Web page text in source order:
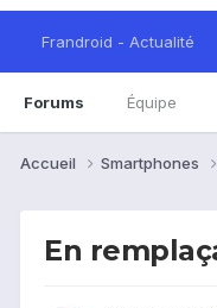
Frandroid - Actualité
Forums Équipe
Accueil Smartphones
En